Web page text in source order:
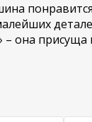
она присуща